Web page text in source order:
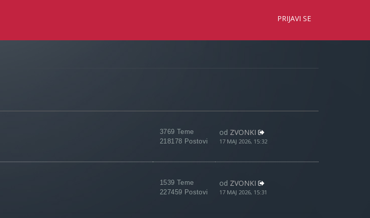
PRIJAVI SE
3769 Teme
218178 Postovi
od ZVONKI
17 MAJ 2026, 15:32
1539 Teme
227459 Postovi
od ZVONKI
17 MAJ 2026, 15:31